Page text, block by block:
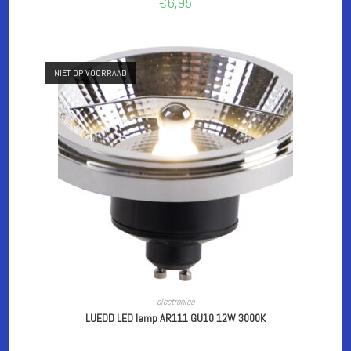
NIET OP VOORRAAD
LEES VERDER
electronica
LUEDD LED lamp AR111 GU10 12W 3000K